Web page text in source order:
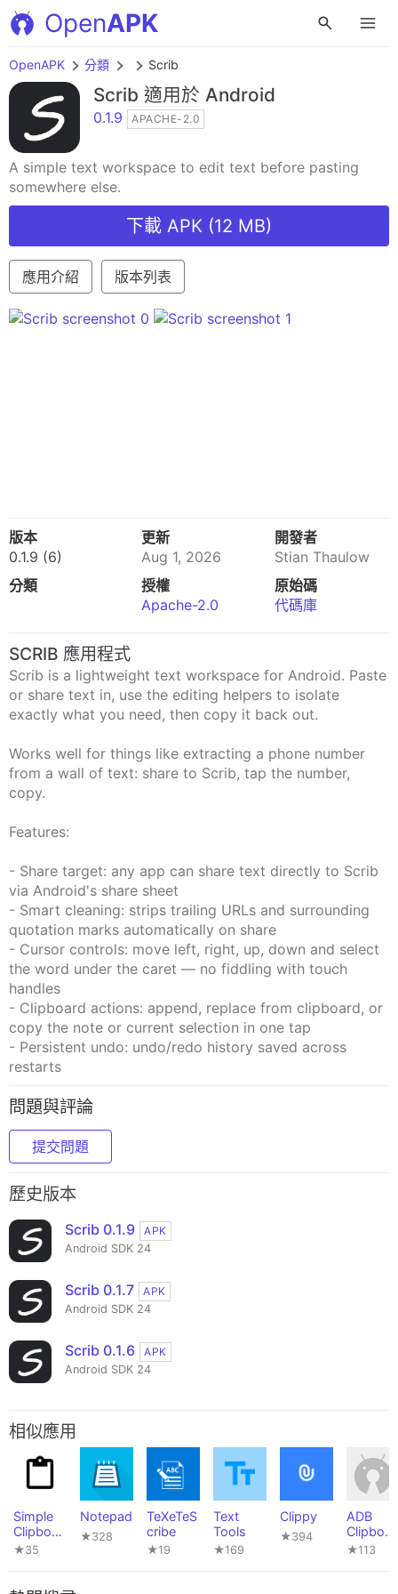
OpenAPK
OpenAPK 分類 Scrib
Scrib 適用於 Android
0.1.9 APACHE-2.0
A simple text workspace to edit text before pasting
somewhere else.
下載 APK (12 MB)
應用介紹 版本列表
版本
0.1.9 (6)
更新
Aug 1, 2026
開發者
Stian Thaulow
分類
授權
Apache-2.0
原始碼
代碼庫
SCRIB 應用程式
Scrib is a lightweight text workspace for Android. Paste
or share text in, use the editing helpers to isolate
exactly what you need, then copy it back out.
Works well for things like extracting a phone number
from a wall of text: share to Scrib, tap the number,
copy.
Features:
- Share target: any app can share text directly to Scrib
via Android's share sheet
- Smart cleaning: strips trailing URLs and surrounding
quotation marks automatically on share
- Cursor controls: move left, right, up, down and select
the word under the caret — no fiddling with touch
handles
- Clipboard actions: append, replace from clipboard, or
copy the note or current selection in one tap
- Persistent undo: undo/redo history saved across
restarts
問題與評論
提交問題
歷史版本
Scrib 0.1.9
APK
Android SDK 24
Scrib 0.1.7
APK
Android SDK 24
Scrib 0.1.6
APK
Android SDK 24
相似應用
Simple
Clipboar
d Editor
★35
Notepad
★328
TeXeTeS
cribe
★19
Text
Tools
★169
Clippy
★394
ADB
Clipboar
d
★113